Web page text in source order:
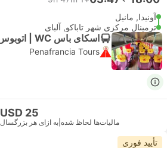
آونیدا, مانیل
ترمینال مرکزی شهر تاباکو, آلبای
اسکای باس WC | اتوبوس #Z6
Penafrancia Tours
USD 25
مالیات‌ها لحاظ شده به ازای هر بزرگسال
تأیید فوری